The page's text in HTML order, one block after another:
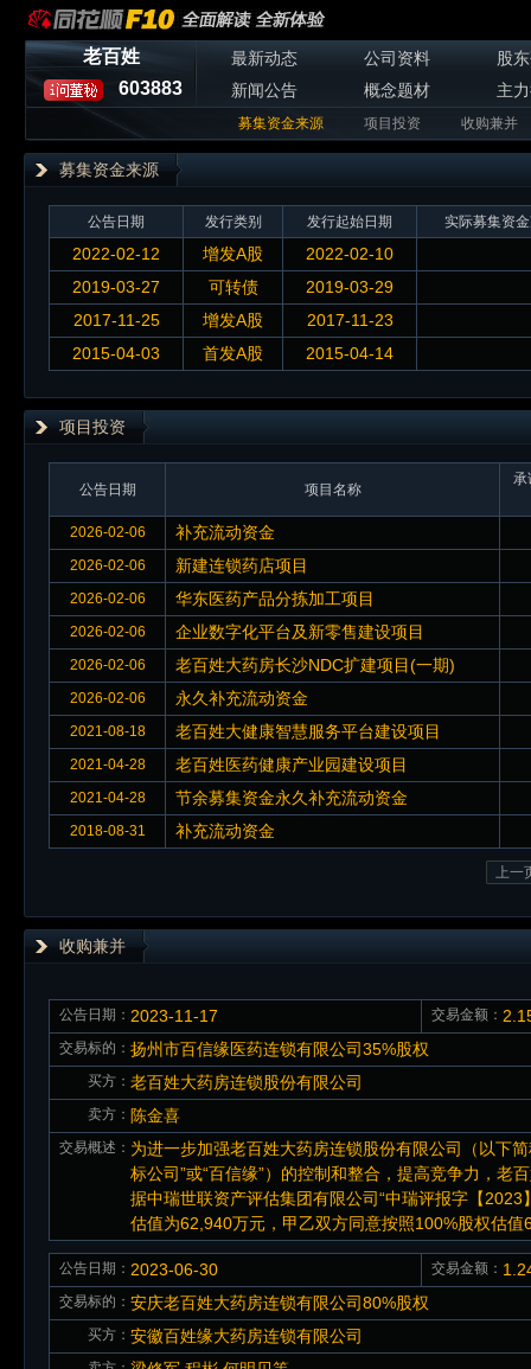
老百姓
603883
最新动态 公司资料
股
新闻公告
概念题材 主
募集资金来源 项目投资 收购兼并
募集资金来源
公告日期 发行类别 发行起始日期 实际募集资
2022-02-12 增发A股
2022-02-10
2019-03-27
可转债
2019-03-29
2017-11-25
增发A股
2017-11-23
2015-04-03
首发A股 2015-04-14
项目投资
公告日期 项目名称
承
2026-02-06 补充流动资金
2026-02-06 新建连锁药店项目
2026-02-06 华东医药产品分拣加工项目
2026-02-06 企业数字化平台及新零售建设项目
2026-02-06 老百姓大药房长沙NDC扩建项目(一期)
2026-02-06 永久补充流动资金
2021-08-18 老百姓大健康智慧服务平台建设项目
2021-04-28 老百姓医药健康产业园建设项目
2021-04-28 节余募集资金永久补充流动资金
2018-08-31 补充流动资金
上一
收购兼并
公告日期： 2023-11-17 交易金额：
交易标的： 扬州市百信缘医药连锁有限公司35%股权
买方： 老百姓大药房连锁股份有限公司
卖方： 陈金喜
交易概述： 为进一步加强老百姓大药房连锁股份有限公司（以下
标公司”或“百信缘”）的控制和整合，提高竞争力，老
据中瑞世联资产评估集团有限公司“中瑞评报字【
估值为62,940万元，甲乙双方同意按照100%股权估
公告日期： 2023-06-30 交易金额：
交易标的： 安庆老百姓大药房连锁有限公司80%股权
买方： 安徽百姓缘大药房连锁有限公司